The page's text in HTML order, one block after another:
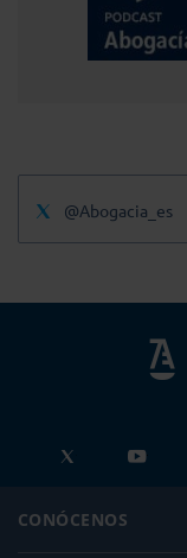
@Abogacia_es
CONÓCENOS